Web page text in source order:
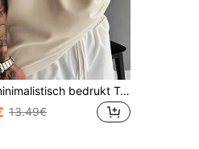
Heren minimalistisch bedrukt T-shirt met korte mouwen | Modeleider, Streetwear
13.49€